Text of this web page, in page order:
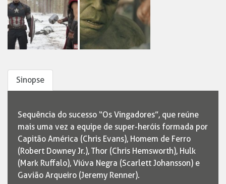
Sinopse
Sequência do sucesso “Os Vingadores”, que reúne
mais uma vez a equipe de super-heróis formada por
Capitão América (Chris Evans), Homem de Ferro
(Robert Downey Jr.), Thor (Chris Hemsworth), Hulk
(Mark Ruffalo), Viúva Negra (Scarlett Johansson) e
Gavião Arqueiro (Jeremy Renner).